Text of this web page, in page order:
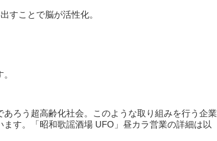
すことで脳が活性化。
ろう超高齢化社会。このような取り組みを行う企業
す。「昭和歌謡酒場 UFO」昼カラ営業の詳細は以